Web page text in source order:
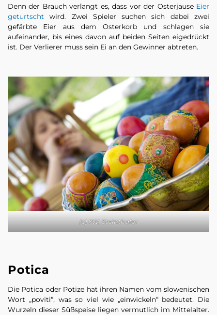
Denn der Brauch verlangt es, dass vor der Osterjause Eier
geturtscht wird. Zwei Spieler suchen sich dabei zwei
gefärbte Eier aus dem Osterkorb und schlagen sie
aufeinander, bis eines davon auf beiden Seiten eigedrückt
ist. Der Verlierer muss sein Ei an den Gewinner abtreten.
(c) KW, Steinthaler
Potica
Die Potica oder Potize hat ihren Namen vom slowenischen
Wort „poviti“, was so viel wie „einwickeln“ bedeutet. Die
Wurzeln dieser Süßspeise liegen vermutlich im Mittelalter.